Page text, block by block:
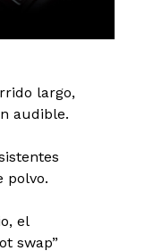
largo,
audible.
polvo.
el
swap”